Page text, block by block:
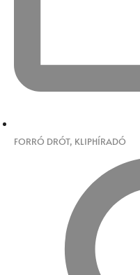
FORRÓ DRÓT, KLIPHÍRADÓ